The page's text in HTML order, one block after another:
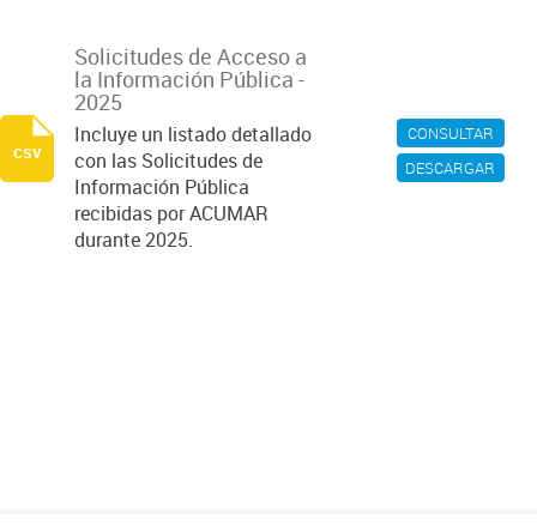
CONSULTAR
DESCARGAR
Solicitudes de Acceso a
la Información Pública -
2025
Incluye un listado detallado
con las Solicitudes de
Información Pública
recibidas por ACUMAR
durante 2025.
csv